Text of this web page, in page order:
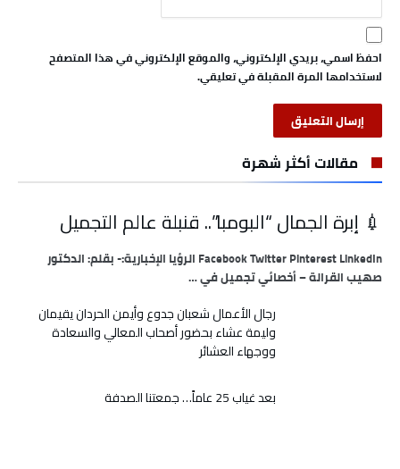
احفظ اسمي، بريدي الإلكتروني، والموقع الإلكتروني في هذا المتصفح
لاستخدامها المرة المقبلة في تعليقي.
مقالات أكثر شهرة
💉 إبرة الجمال “البومبا”.. قنبلة عالم التجميل
Facebook Twitter Pinterest LinkedIn الرؤيا الإخبارية:- بقلم: الدكتور
صهيب القرالة – أخصائي تجميل في …
رجال الأعمال شعبان جدوع وأيمن الحردان يقيمان
وليمة عشاء بحضور أصحاب المعالي والسعادة
ووجهاء العشائر
بعد غياب 25 عاماً… جمعتنا الصدفة